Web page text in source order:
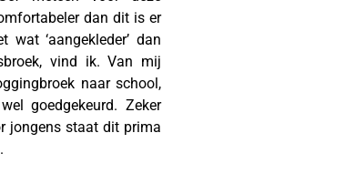
dan dit is er
‘aangekleder’ dan
vind ik. Van mij
naar school,
goedgekeurd. Zeker
jongens staat dit prima